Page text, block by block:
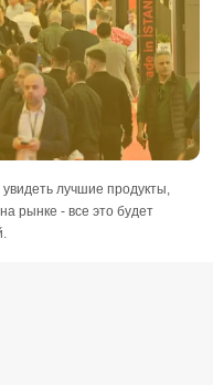
лучшие продукты,
рынке - все это будет